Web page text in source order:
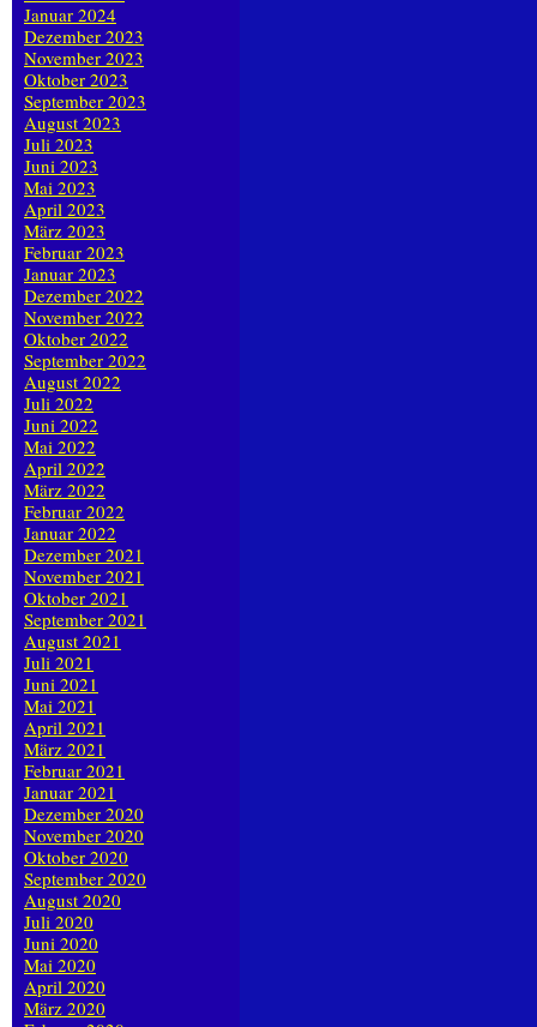
Januar 2024
Dezember 2023
November 2023
Oktober 2023
September 2023
August 2023
Juli 2023
Juni 2023
Mai 2023
April 2023
März 2023
Februar 2023
Januar 2023
Dezember 2022
November 2022
Oktober 2022
September 2022
August 2022
Juli 2022
Juni 2022
Mai 2022
April 2022
März 2022
Februar 2022
Januar 2022
Dezember 2021
November 2021
Oktober 2021
September 2021
August 2021
Juli 2021
Juni 2021
Mai 2021
April 2021
März 2021
Februar 2021
Januar 2021
Dezember 2020
November 2020
Oktober 2020
September 2020
August 2020
Juli 2020
Juni 2020
Mai 2020
April 2020
März 2020